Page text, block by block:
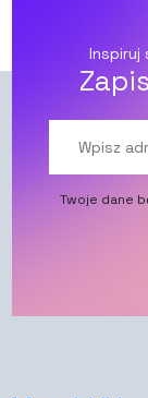
Inspiruj
Twoje dane